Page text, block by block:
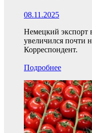
08.11.2025
Немецкий экспорт
увеличился почти
Корреспондент.
Подробнее